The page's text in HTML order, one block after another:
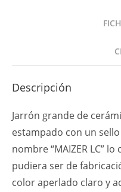
Descripción
Jarrón grande de
estampado con un
nombre “MAIZER LC”
pudiera ser de
color aperlado claro y